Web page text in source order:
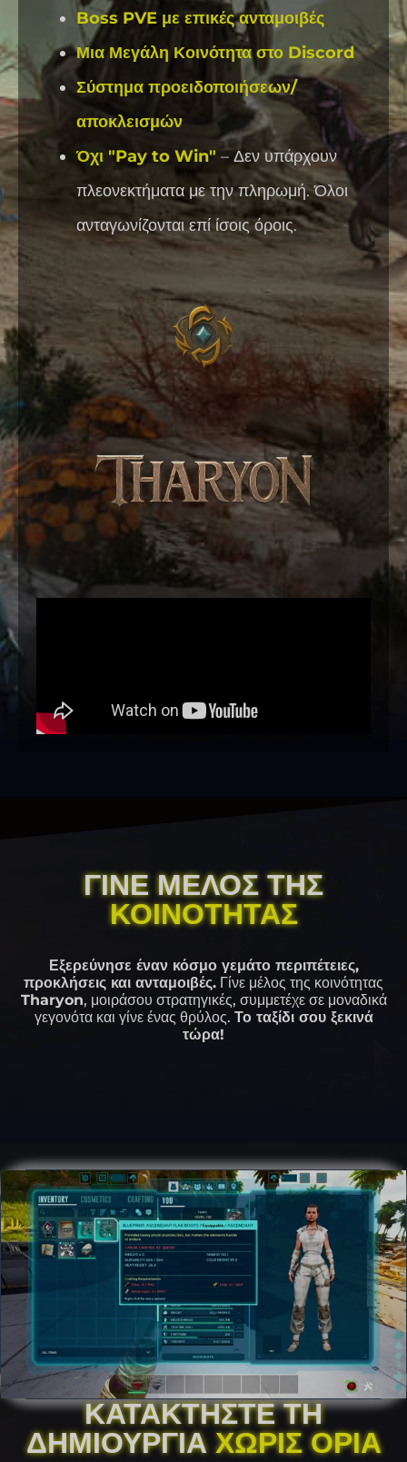
Boss PVE με επικές ανταμοιβές
Μια Μεγάλη Κοινότητα στο Discord
Σύστημα προειδοποιήσεων/
αποκλεισμών
Όχι "Pay to Win" – Δεν υπάρχουν
πλεονεκτήματα με την πληρωμή. Όλοι
ανταγωνίζονται επί ίσοις όροις.
ΓΊΝΕ ΜΈΛΟΣ ΤΗΣ
ΚΟΙΝΌΤΗΤΑΣ
Εξερεύνησε έναν κόσμο γεμάτο περιπέτειες,
προκλήσεις και ανταμοιβές. Γίνε μέλος της κοινότητας
Tharyon, μοιράσου στρατηγικές, συμμετέχε σε μοναδικά
γεγονότα και γίνε ένας θρύλος. Το ταξίδι σου ξεκινά
τώρα!
ΚΑΤΑΚΤΉΣΤΕ ΤΗ
ΔΗΜΙΟΥΡΓΊΑ ΧΩΡΊΣ ΌΡΙΑ